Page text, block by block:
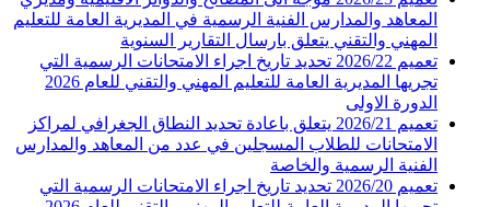
المعاهد والمدارس الفنية الرسمية في المديرية العامة للتعليم
المهني والتقني يتعلق بارسال التقارير السنوية
تعميم 2026/22 تحديد تاريخ اجراء الامتحانات الرسمية التي
تجريها المديرية العامة للتعليم المهني والتقني للعام 2026
الدورة الاولى
تعميم 2026/21 يتعلق باعادة تحديد النطاق الجغرافي لمراكز
الامتحانات للطلاب المسجلين في عدد من المعاهد والمدارس
الفنية الرسمية والخاصة
تعميم 2026/20 تحديد تاريخ اجراء الامتحانات الرسمية التي